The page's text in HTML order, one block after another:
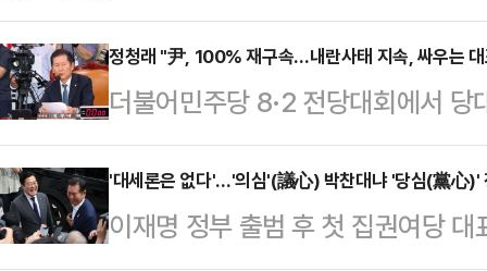
·인천 연수갑)은 '이재명 대통령 복
울 마포을)은 '당심'(黨心·당원 표
정 의원이, '의심'(議心·의원들의
대체적인 평가다.박찬대 의원 측은
818호 사무실을 물려받았다는 사
를 사용하던 박 의원이 이 대통령
정청래 "尹, 100% 재구속…내란사태 지속, 싸우는
더불어민주당 8·2 전당대회에서
은 내란과의 전쟁 중"이라며 "싸우
8일 KBS광주 라디오 '무등의 아침'
시 체제로 당을 운영해야 한다"고
'대세론은 없다'…'의심'(議心) 박찬대냐 '당심(黨心)'
이재명 정부 출범 후 첫 집권여당